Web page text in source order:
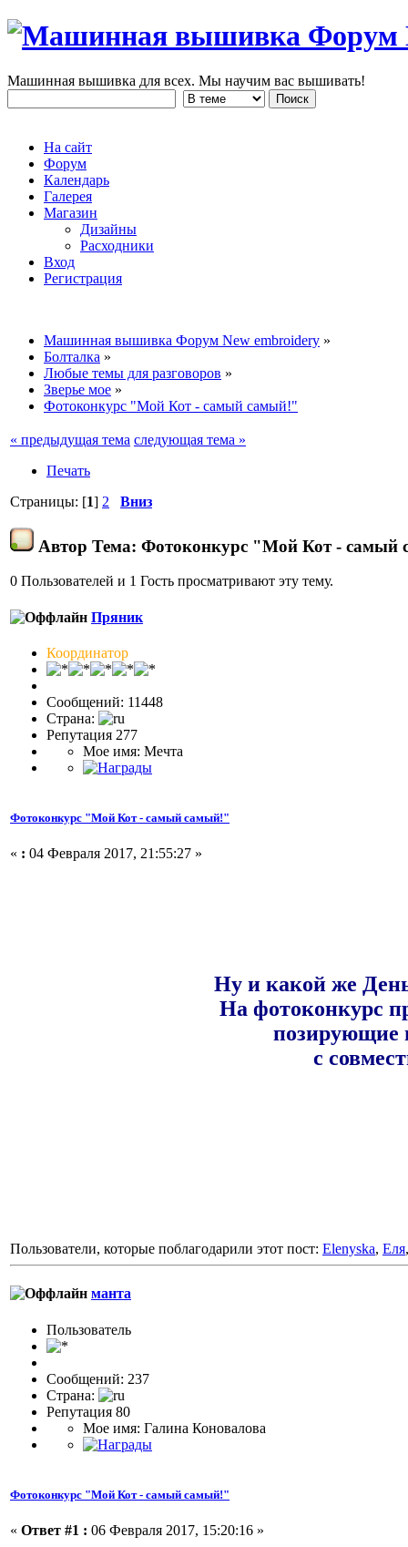
Машинная вышивка для всех. Мы научим вас вышивать!
На сайт
Форум
Календарь
Галерея
Магазин
Дизайны
Расходники
Вход
Регистрация
Машинная вышивка Форум New embroidery »
Болталка »
Любые темы для разговоров »
Зверье мое »
Фотоконкурс "Мой Кот - самый самый!"
« предыдущая тема следующая тема »
Печать
Страницы: [1] 2 Вниз
Автор Тема: Фотоконкурс "Мой Кот - самый
0 Пользователей и 1 Гость просматривают эту тему.
Пряник
Координатор
Сообщений: 11448
Страна:
Репутация 277
Мое имя: Мечта
Фотоконкурс "Мой Кот - самый самый!"
« : 04 Февраля 2017, 21:55:27 »
Ну и какой же
На фотоконкурс
позирующие
с
Пользователи, которые поблагодарили этот пост: Elenyska, Еля
манта
Пользовaтeль
Сообщений: 237
Страна:
Репутация 80
Мое имя: Галина Коновалова
Фотоконкурс "Мой Кот - самый самый!"
« Ответ #1 : 06 Февраля 2017, 15:20:16 »